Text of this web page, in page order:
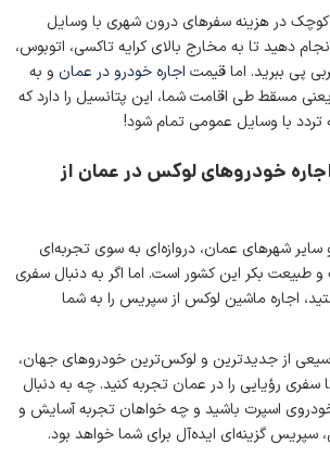
در هزینه سفرهای درون شهری با وسایل
دهید تا به مخارج بالای کرایه تاکسی، اتوبوس،
پی ببرید. اما قیمت اجاره خودرو در عمان و به
مسقط طی اقامت شما، این پتانسیل را دارد که
تردد با وسایل عمومی تمام شود!
خودروهای لوکس در عمان از
شهرهای عمان، دروازه‌ای به سوی تجربه‌ای
و طبیعت بکر این کشور است. اما اگر به دنبال سفری
اجاره ماشین لوکس از سپریس را به شما
از جدیدترین و لوکس‌ترین خودروهای جهان،
رؤیایی را در عمان تجربه کنید. چه به دنبال
اسپرت باشید و چه خواهان تجربه آسایش و
گزینه‌ای ایده‌آل برای شما خواهد بود.